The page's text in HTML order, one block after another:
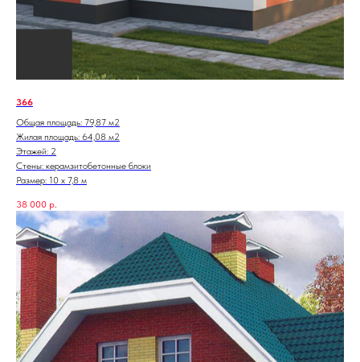
366
Общая площадь: 79,87 м2
Жилая площадь: 64,08 м2
Этажей: 2
Стены: керамзитобетонные блоки
Размер: 10 х 7,8 м
38 000 р.